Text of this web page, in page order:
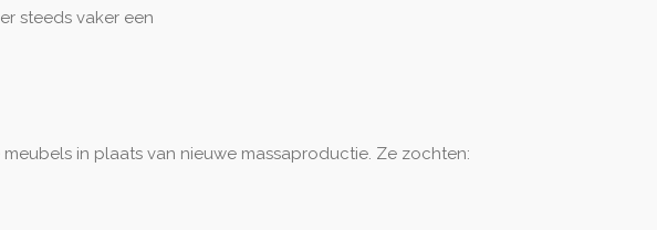
steeds vaker een
in plaats van nieuwe massaproductie. Ze zochten: